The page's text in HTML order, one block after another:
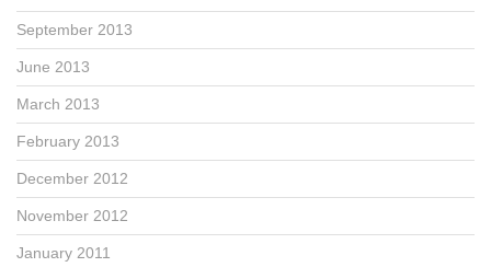
September 2013
June 2013
March 2013
February 2013
December 2012
November 2012
January 2011